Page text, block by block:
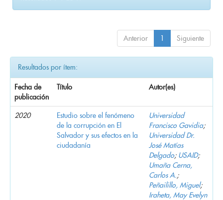
Anterior 1 Siguiente
Resultados por ítem:
Fecha de
publicación
Título Autor(es)
2020
Estudio sobre el fenómeno
de la corrupción en El
Salvador y sus efectos en la
ciudadanía
Universidad
Francisco Gavidia;
Universidad Dr.
José Matías
Delgado; USAID;
Umaña Cerna,
Carlos A.;
Peñailillo, Miguel;
Iraheta, May Evelyn